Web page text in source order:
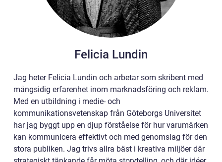
Felicia Lundin
Jag heter Felicia Lundin och arbetar som skribent med
mångsidig erfarenhet inom marknadsföring och reklam.
Med en utbildning i medie- och
kommunikationsvetenskap från Göteborgs Universitet
har jag byggt upp en djup förståelse för hur varumärken
kan kommunicera effektivt och med genomslag för den
stora publiken. Jag trivs allra bäst i kreativa miljöer där